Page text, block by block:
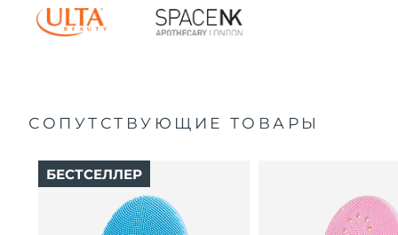
СОПУТСТВУЮЩИЕ ТОВАРЫ
БЕСТСЕЛЛЕР